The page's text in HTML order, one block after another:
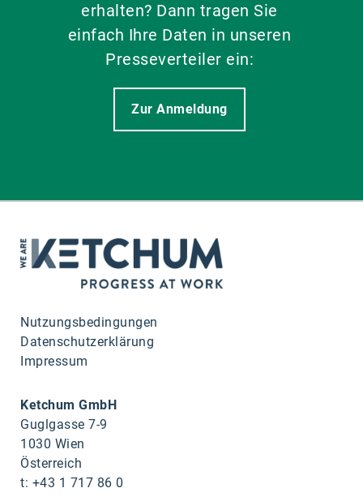
erhalten? Dann tragen Sie
einfach Ihre Daten in unseren
Presseverteiler ein:
Zur Anmeldung
Nutzungsbedingungen
Datenschutzerklärung
Impressum
Ketchum GmbH
Guglgasse 7-9
1030 Wien
Österreich
t: +43 1 717 86 0